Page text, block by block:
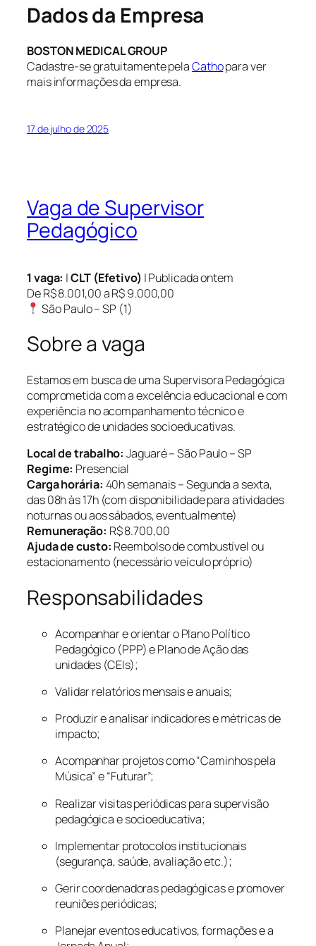
Dados da Empresa
BOSTON MEDICAL GROUP
Cadastre-se gratuitamente pelaCathopara ver
mais informações da empresa.
17 de julho de 2025
Vaga de Supervisor
Pedagógico
1 vaga: |CLT (Efetivo) | Publicada ontem
De R$ 8.001,00 a R$ 9.000,00
São Paulo – SP (1)
Sobre a vaga
Estamos em busca de uma Supervisora Pedagógica
comprometida com a excelência educacional e com
experiência no acompanhamento técnico e
estratégico de unidades socioeducativas.
Local de trabalho: Jaguaré – São Paulo – SP
Regime: Presencial
Carga horária: 40h semanais – Segunda a sexta,
das 08h às 17h (com disponibilidade para atividades
noturnas ou aos sábados, eventualmente)
Remuneração: R$ 8.700,00
Ajuda de custo: Reembolso de combustível ou
estacionamento (necessário veículo próprio)
Responsabilidades
Acompanhar e orientar o Plano Político
Pedagógico (PPP) e Plano de Ação das
unidades (CEIs);
Validar relatórios mensais e anuais;
Produzir e analisar indicadores e métricas de
impacto;
Acompanhar projetos como “Caminhos pela
Música” e “Futurar”;
Realizar visitas periódicas para supervisão
pedagógica e socioeducativa;
Implementar protocolos institucionais
(segurança, saúde, avaliação etc.);
Gerir coordenadoras pedagógicas e promover
reuniões periódicas;
Planejar eventos educativos, formações e a